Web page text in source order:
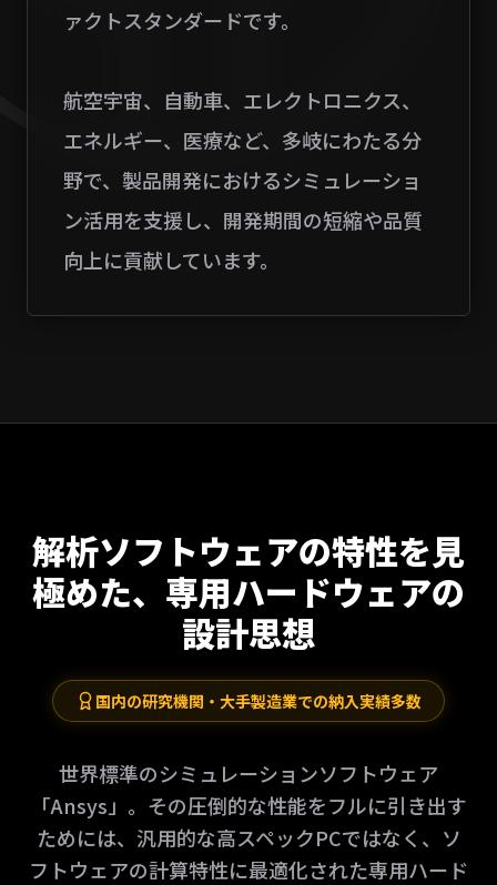
ァクトスタンダードです。
航空宇宙、自動車、エレクトロニクス、
エネルギー、医療など、多岐にわたる分
野で、製品開発におけるシミュレーショ
ン活用を支援し、開発期間の短縮や品質
向上に貢献しています。
解析ソフトウェアの特性を見
極めた、 専用ハードウェアの
設計思想
国内の研究機関・大手製造業での納入実績多数
世界標準のシミュレーションソフトウェア
「Ansys」。その圧倒的な性能をフルに引き出す
ためには、汎用的な高スペックPCではなく、ソ
フトウェアの計算特性に最適化された専用ハード